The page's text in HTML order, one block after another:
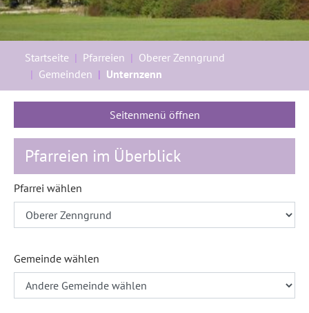
Startseite Pfarreien
Oberer Zenngrund
Gemeinden
Unternzenn
Seitenmenü öffnen
Pfarreien im Überblick
Pfarrei wählen
Gemeinde wählen